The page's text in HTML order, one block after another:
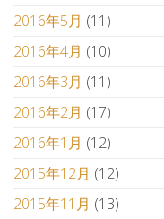
2016年5月 (11)
2016年4月 (10)
2016年3月 (11)
2016年2月 (17)
2016年1月 (12)
2015年12月 (12)
2015年11月 (13)